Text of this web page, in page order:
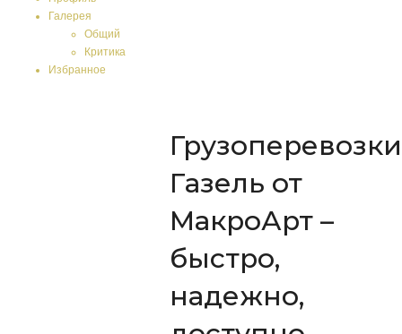
Галерея
Общий
Критика
Избранное
Грузоперевозки
Газель от
МакроАрт –
быстро,
надежно,